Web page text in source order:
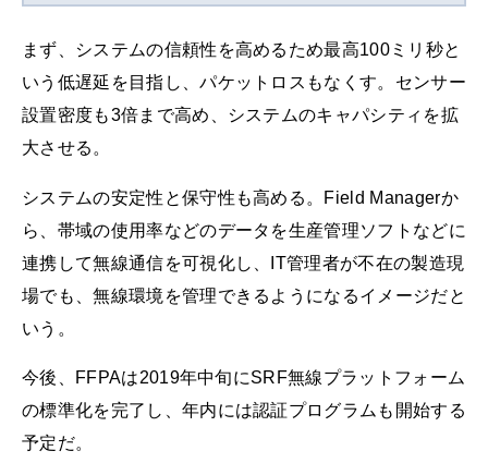
まず、システムの信頼性を高めるため最高100ミリ秒と
いう低遅延を目指し、パケットロスもなくす。センサー
設置密度も3倍まで高め、システムのキャパシティを拡
大させる。
システムの安定性と保守性も高める。Field Managerか
ら、帯域の使用率などのデータを生産管理ソフトなどに
連携して無線通信を可視化し、IT管理者が不在の製造現
場でも、無線環境を管理できるようになるイメージだと
いう。
今後、FFPAは2019年中旬にSRF無線プラットフォーム
の標準化を完了し、年内には認証プログラムも開始する
予定だ。